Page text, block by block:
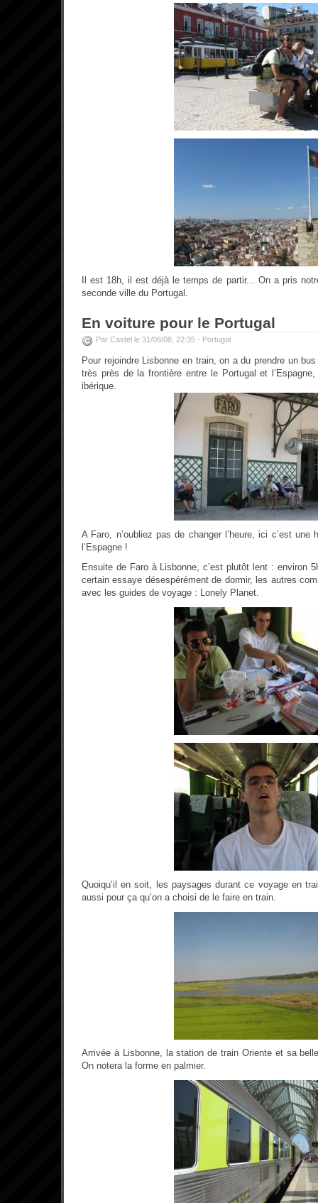
Il est 18h, il est déjà le temps de partir... On a pris
seconde ville du Portugal.
En voiture pour le Portugal
Par Castel le 31/08/08, 22:35 - Portugal
Pour rejoindre Lisbonne en train, on a du prendre un
très près de la frontière entre le Portugal et
ibérique.
A Faro, n’oubliez pas de changer l’heure, ici c’est une
l’Espagne !
Ensuite de Faro à Lisbonne, c’est plutôt lent : environ
certain essaye désespérément de dormir, les autres
avec les guides de voyage : Lonely Planet.
Quoiqu’il en soit, les paysages durant ce voyage en
aussi pour ça qu’on a choisi de le faire en train.
Arrivée à Lisbonne, la station de train Oriente et sa
On notera la forme en palmier.